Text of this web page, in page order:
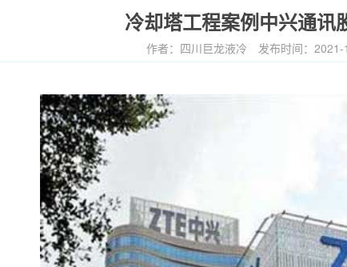
冷却塔工程案例中兴通讯
作者：四川巨龙液冷 发布时间：